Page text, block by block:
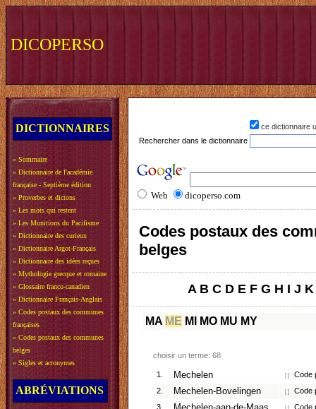
DICOPERSO
DICTIONNAIRES
» Sommaire
» Dictionnaire de l'académie
française - Septième édition
» Proverbes et dictons
» Les mots qui restent
» Les Munitions du Pacifisme
» Dictionnaire des curieux
» Dictionnaire Argot-Français
» Dictionnaire des idées reçues
» Mythologie grecque et romaine
» Glossaire franco-canadien
» Dictionnaire Français-Anglais
» Codes postaux des communes
françaises
» Codes postaux des communes
belges
» Sigles et acronymes
ABRÉVIATIONS
ce dictionnaire
Rechercher dans le dictionnaire
Web dicoperso.com
Codes postaux des
belges
A B C D E F G H I J K
MA ME MI MO MU MY
choisir un terme: 68
1. Mechelen [ ]
Code
2.
Mechelen-Bovelingen [ ]
Code
3.
Code